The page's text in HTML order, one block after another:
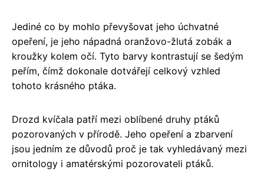
Jediné co by mohlo převyšovat jeho úchvatné
opeření, je jeho nápadná oranžovo-žlutá zobák a
kroužky kolem očí. Tyto barvy kontrastují se šedým
peřím, čímž dokonale dotvářejí celkový vzhled
tohoto krásného ptáka.
Drozd kvíčala patří mezi oblíbené druhy ptáků
pozorovaných v přírodě. Jeho opeření a zbarvení
jsou jedním ze důvodů proč je tak vyhledávaný mezi
ornitology i amatérskými pozorovateli ptáků.